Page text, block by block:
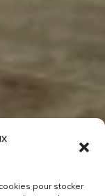
pour stocker